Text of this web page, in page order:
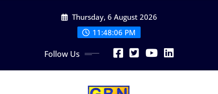
Thursday, 6 August 2026
11:48:06 PM
Follow Us